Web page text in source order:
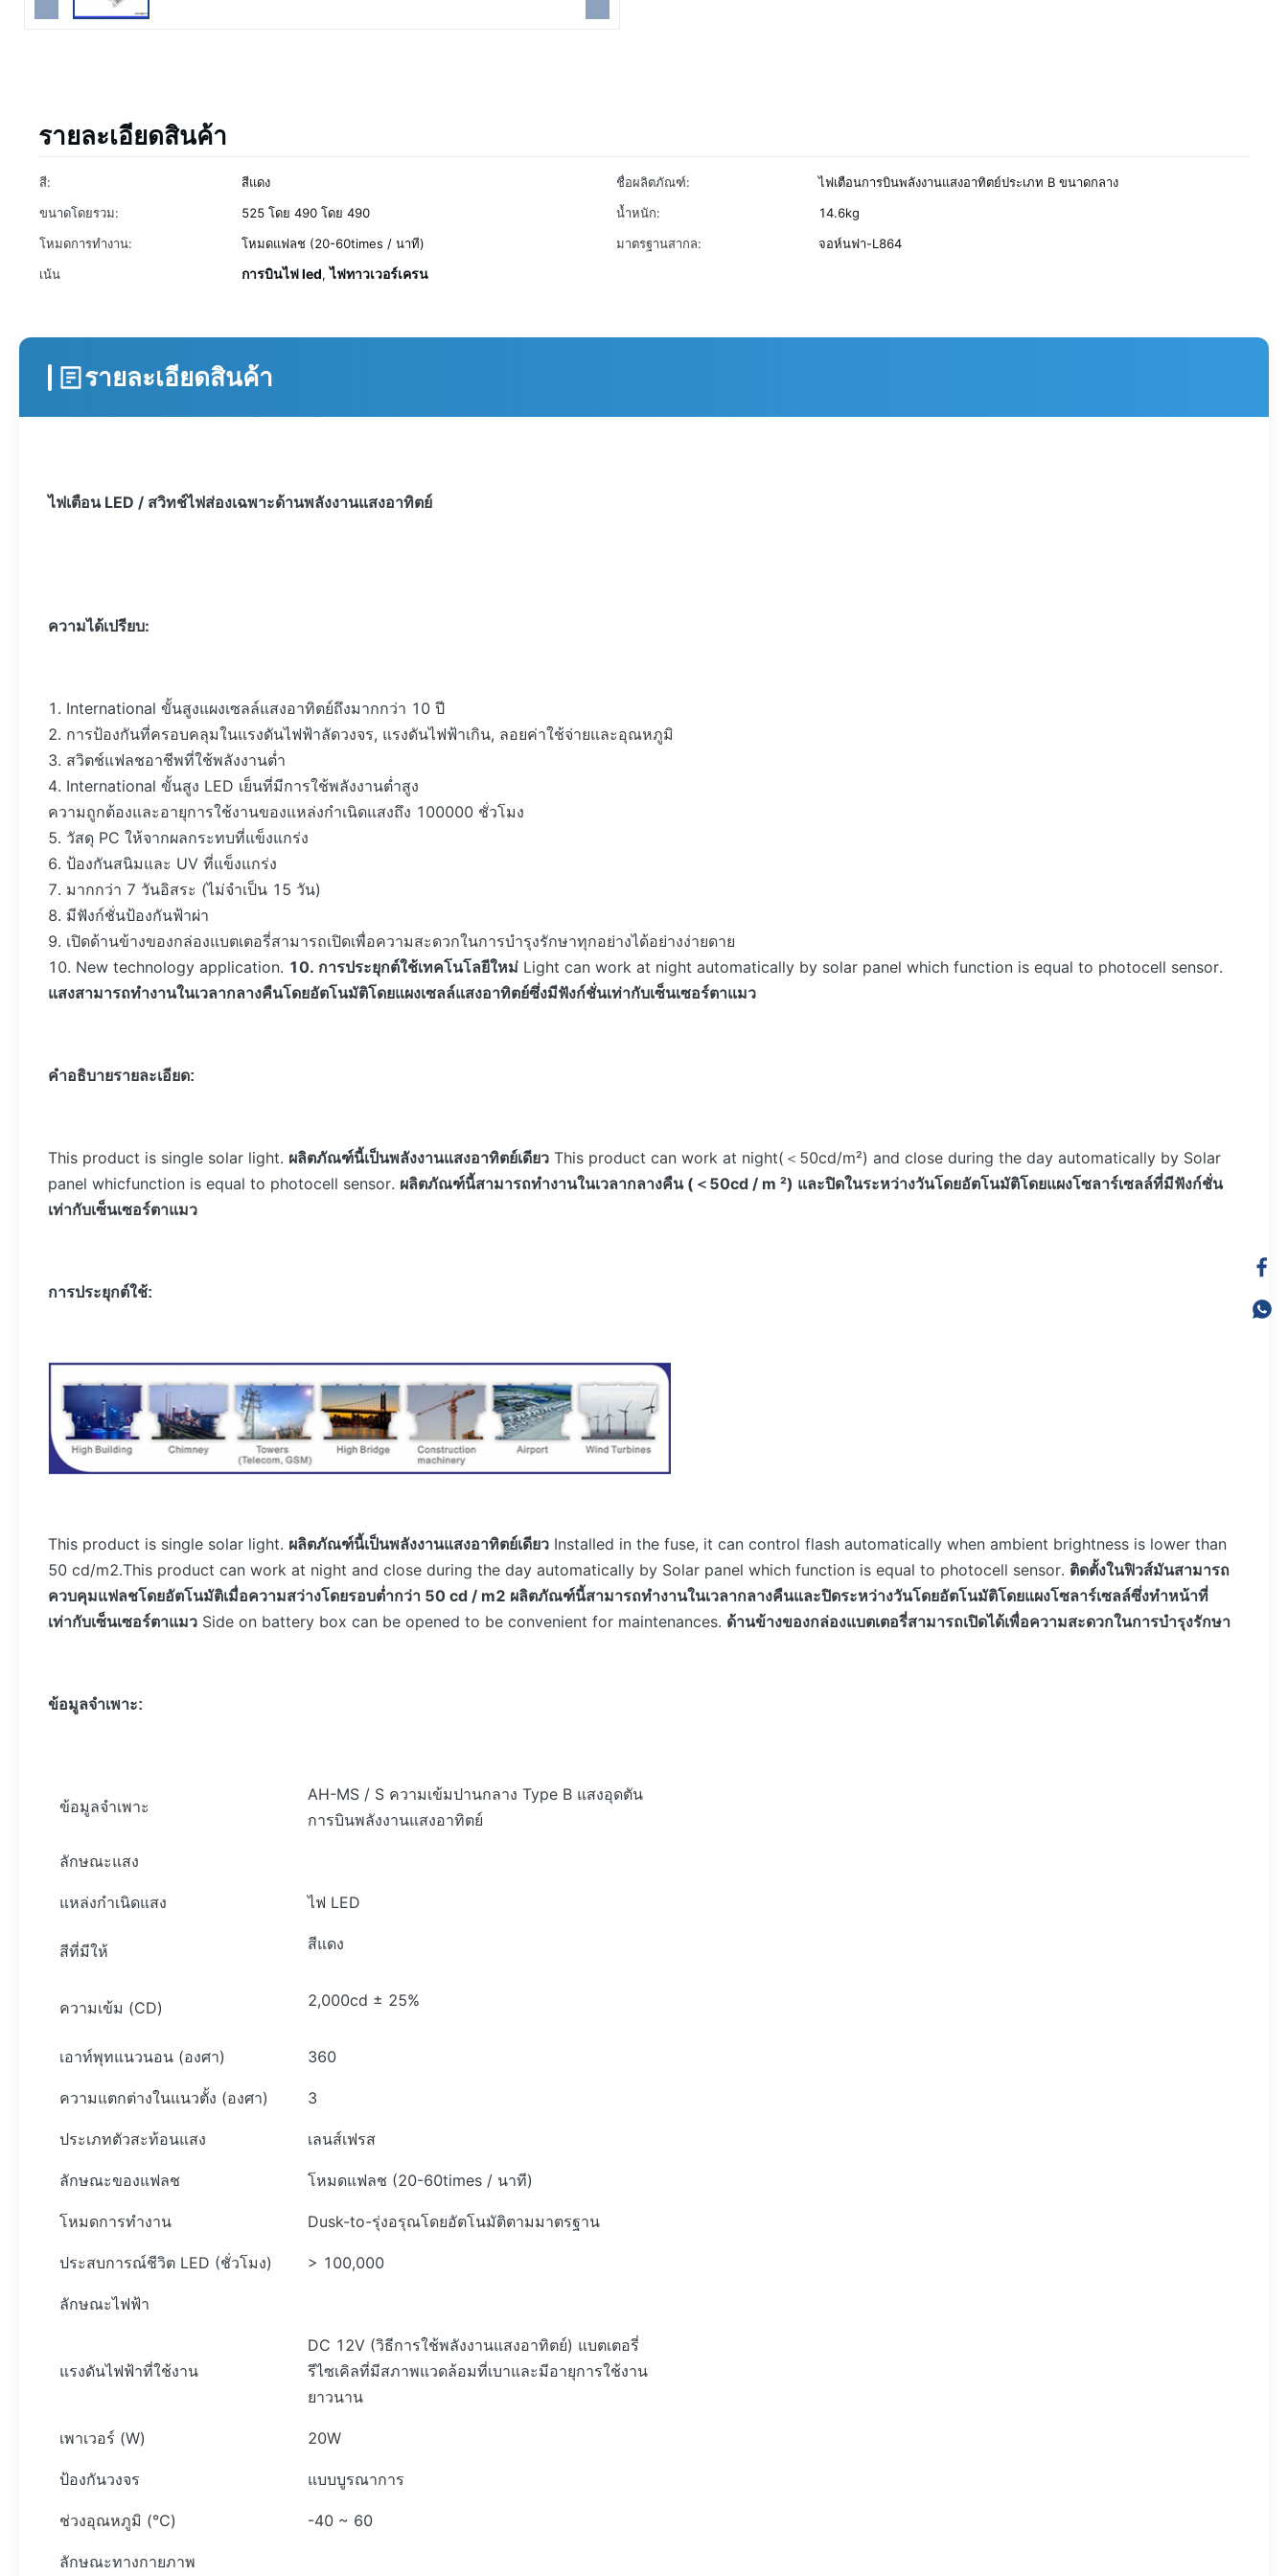
รายละเอียดสินค้า
สี: สีแดง ชื่อผลิตภัณฑ์:
ไฟเตือนการบินพลังงานแสงอาทิตย์ประเภท B ขนาดกลาง
ขนาดโดยรวม:
525 โดย 490 โดย 490 น้ำหนัก:
14.6kg
โหมดการทำงาน:
โหมดแฟลช (20-60times / นาที) มาตรฐานสากล:
จอห์นฟา-L864
เน้น
การบินไฟ led,ไฟทาวเวอร์เครน
รายละเอียดสินค้า
ไฟเตือน LED / สวิทช์ไฟส่องเฉพาะด้านพลังงานแสงอาทิตย์
ความได้เปรียบ:
1. International ขั้นสูงแผงเซลล์แสงอาทิตย์ถึงมากกว่า 10 ปี
2. การป้องกันที่ครอบคลุมในแรงดันไฟฟ้าลัดวงจร, แรงดันไฟฟ้าเกิน, ลอยค่าใช้จ่ายและอุณหภูมิ
3. สวิตช์แฟลชอาชีพที่ใช้พลังงานต่ำ
4. International ขั้นสูง LED เย็นที่มีการใช้พลังงานต่ำสูง
ความถูกต้องและอายุการใช้งานของแหล่งกำเนิดแสงถึง 100000 ชั่วโมง
5. วัสดุ PC ให้จากผลกระทบที่แข็งแกร่ง
6. ป้องกันสนิมและ UV ที่แข็งแกร่ง
7. มากกว่า 7 วันอิสระ (ไม่จำเป็น 15 วัน)
8. มีฟังก์ชั่นป้องกันฟ้าผ่า
9. เปิดด้านข้างของกล่องแบตเตอรี่สามารถเปิดเพื่อความสะดวกในการบำรุงรักษาทุกอย่างได้อย่างง่ายดาย
10. New technology application. 10. การประยุกต์ใช้เทคโนโลยีใหม่ Light can work at night automatically by solar panel which function is equal to photocell sensor.
แสงสามารถทำงานในเวลากลางคืนโดยอัตโนมัติโดยแผงเซลล์แสงอาทิตย์ซึ่งมีฟังก์ชั่นเท่ากับเซ็นเซอร์ตาแมว
คำอธิบายรายละเอียด:
This product is single solar light. ผลิตภัณฑ์นี้เป็นพลังงานแสงอาทิตย์เดียว This product can work at night(＜50cd/m²) and close during the day automatically by Solar
panel whicfunction is equal to photocell sensor. ผลิตภัณฑ์นี้สามารถทำงานในเวลากลางคืน (＜50cd / m ²) และปิดในระหว่างวันโดยอัตโนมัติโดยแผงโซลาร์เซลล์ที่มีฟังก์ชั่น
เท่ากับเซ็นเซอร์ตาแมว
การประยุกต์ใช้:
This product is single solar light. ผลิตภัณฑ์นี้เป็นพลังงานแสงอาทิตย์เดียว Installed in the fuse, it can control flash automatically when ambient brightness is lower than
50 cd/m2.This product can work at night and close during the day automatically by Solar panel which function is equal to photocell sensor. ติดตั้งในฟิวส์มันสามารถ
ควบคุมแฟลชโดยอัตโนมัติเมื่อความสว่างโดยรอบต่ำกว่า 50 cd / m2 ผลิตภัณฑ์นี้สามารถทำงานในเวลากลางคืนและปิดระหว่างวันโดยอัตโนมัติโดยแผงโซลาร์เซลล์ซึ่งทำหน้าที่
เท่ากับเซ็นเซอร์ตาแมว Side on battery box can be opened to be convenient for maintenances. ด้านข้างของกล่องแบตเตอรี่สามารถเปิดได้เพื่อความสะดวกในการบำรุงรักษา
ข้อมูลจำเพาะ:
ข้อมูลจำเพาะ
AH-MS / S ความเข้มปานกลาง Type B แสงอุดตัน
การบินพลังงานแสงอาทิตย์
ลักษณะแสง
แหล่งกำเนิดแสง ไฟ LED
สีที่มีให้ สีแดง
ความเข้ม (CD) 2,000cd ± 25%
เอาท์พุทแนวนอน (องศา) 360
ความแตกต่างในแนวตั้ง (องศา) 3
ประเภทตัวสะท้อนแสง เลนส์เฟรส
ลักษณะของแฟลช โหมดแฟลช (20-60times / นาที)
โหมดการทำงาน Dusk-to-รุ่งอรุณโดยอัตโนมัติตามมาตรฐาน
ประสบการณ์ชีวิต LED (ชั่วโมง) > 100,000
ลักษณะไฟฟ้า
แรงดันไฟฟ้าที่ใช้งาน
DC 12V (วิธีการใช้พลังงานแสงอาทิตย์) แบตเตอรี่
รีไซเคิลที่มีสภาพแวดล้อมที่เบาและมีอายุการใช้งาน
ยาวนาน
เพาเวอร์ (W) 20W
ป้องกันวงจร แบบบูรณาการ
ช่วงอุณหภูมิ (℃) -40 ~ 60
ลักษณะทางกายภาพ